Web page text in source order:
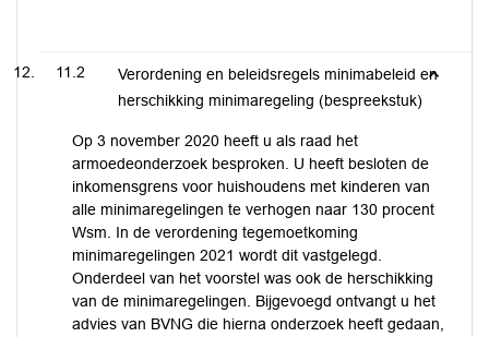
11.2
Verordening en beleidsregels minimabeleid en
herschikking minimaregeling (bespreekstuk)
Op 3 november 2020 heeft u als raad het
armoedeonderzoek besproken. U heeft besloten de
inkomensgrens voor huishoudens met kinderen van
alle minimaregelingen te verhogen naar 130 procent
Wsm. In de verordening tegemoetkoming
minimaregelingen 2021 wordt dit vastgelegd.
Onderdeel van het voorstel was ook de herschikking
van de minimaregelingen. Bijgevoegd ontvangt u het
advies van BVNG die hierna onderzoek heeft gedaan,